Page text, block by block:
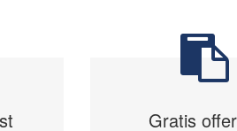
Gratis